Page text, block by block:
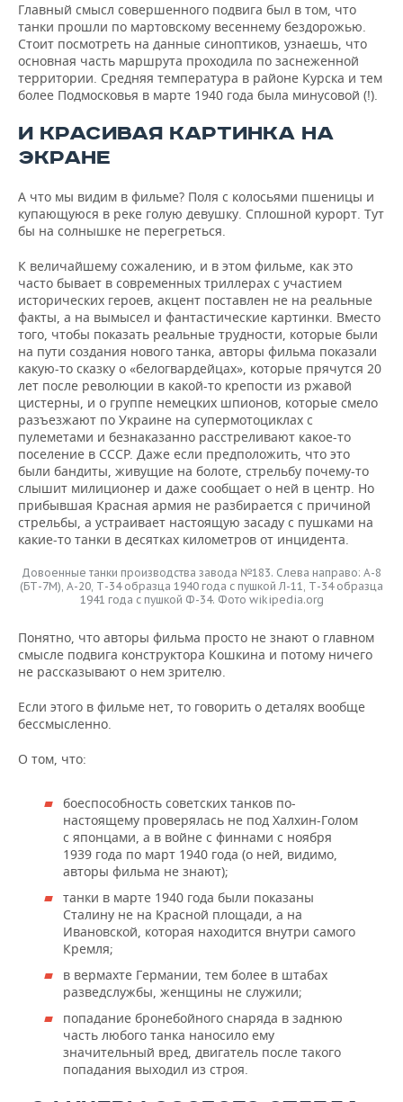
Главный смысл совершенного подвига был в том, что
танки прошли по мартовскому весеннему бездорожью.
Стоит посмотреть на данные синоптиков, узнаешь, что
основная часть маршрута проходила по заснеженной
территории. Средняя температура в районе Курска и тем
более Подмосковья в марте 1940 года была минусовой (!).
И КРАСИВАЯ КАРТИНКА НА
ЭКРАНЕ
А что мы видим в фильме? Поля с колосьями пшеницы и
купающуюся в реке голую девушку. Сплошной курорт. Тут
бы на солнышке не перегреться.
К величайшему сожалению, и в этом фильме, как это
часто бывает в современных триллерах с участием
исторических героев, акцент поставлен не на реальные
факты, а на вымысел и фантастические картинки. Вместо
того, чтобы показать реальные трудности, которые были
на пути создания нового танка, авторы фильма показали
какую-то сказку о «белогвардейцах», которые прячутся 20
лет после революции в какой-то крепости из ржавой
цистерны, и о группе немецких шпионов, которые смело
разъезжают по Украине на супермотоциклах с
пулеметами и безнаказанно расстреливают какое-то
поселение в СССР. Даже если предположить, что это
были бандиты, живущие на болоте, стрельбу почему-то
слышит милиционер и даже сообщает о ней в центр. Но
прибывшая Красная армия не разбирается с причиной
стрельбы, а устраивает настоящую засаду с пушками на
какие-то танки в десятках километров от инцидента.
Довоенные танки производства завода №183. Слева направо: А-8
(БТ-7М), А-20, Т-34 образца 1940 года с пушкой Л-11, Т-34 образца
1941 года с пушкой Ф-34. Фото wikipedia.org
Понятно, что авторы фильма просто не знают о главном
смысле подвига конструктора Кошкина и потому ничего
не рассказывают о нем зрителю.
Если этого в фильме нет, то говорить о деталях вообще
бессмысленно.
О том, что:
боеспособность советских танков по-
настоящему проверялась не под Халхин-Голом
с японцами, а в войне с финнами с ноября
1939 года по март 1940 года (о ней, видимо,
авторы фильма не знают);
танки в марте 1940 года были показаны
Сталину не на Красной площади, а на
Ивановской, которая находится внутри самого
Кремля;
в вермахте Германии, тем более в штабах
разведслужбы, женщины не служили;
попадание бронебойного снаряда в заднюю
часть любого танка наносило ему
значительный вред, двигатель после такого
попадания выходил из строя.